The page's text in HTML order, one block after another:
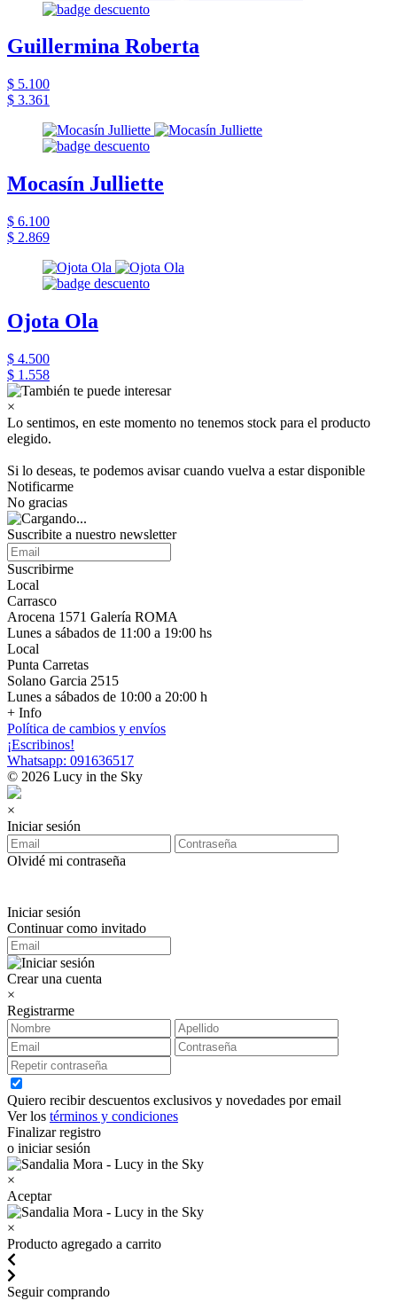
Guillermina Roberta
$ 5.100
$ 3.361
Mocasín Julliette
$ 6.100
$ 2.869
Ojota Ola
$ 4.500
$ 1.558
×
Lo sentimos, en este momento no tenemos stock para el producto
elegido.
Si lo deseas, te podemos avisar cuando vuelva a estar disponible
Notificarme
No gracias
Suscribite a nuestro newsletter
Suscribirme
Local
Carrasco
Arocena 1571 Galería ROMA
Lunes a sábados de 11:00 a 19:00 hs
Local
Punta Carretas
Solano Garcia 2515
Lunes a sábados de 10:00 a 20:00 h
+ Info
Política de cambios y envíos
¡Escribinos!
Whatsapp: 091636517
© 2026 Lucy in the Sky
×
Iniciar sesión
Olvidé mi contraseña
Iniciar sesión
Continuar como invitado
Crear una cuenta
×
Registrarme
Quiero recibir descuentos exclusivos y novedades por email
Ver los términos y condiciones
Finalizar registro
o iniciar sesión
×
Aceptar
×
Producto agregado a carrito
Seguir comprando